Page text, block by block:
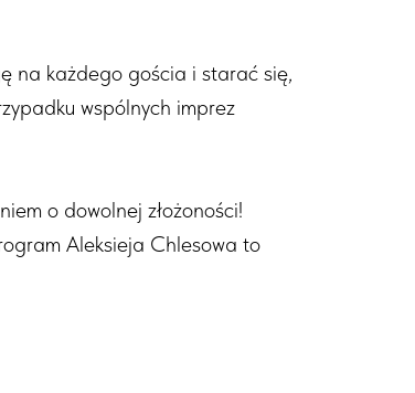
na każdego gościa i starać się,
wspólnych imprez
o dowolnej złożoności!
Aleksieja Chlesowa to